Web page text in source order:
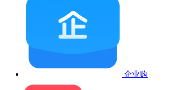
企业购